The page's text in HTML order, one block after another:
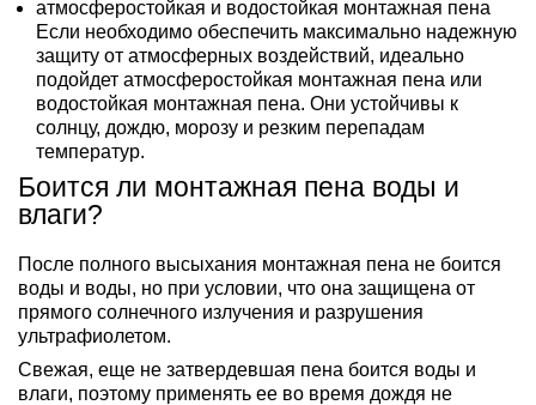
атмосферостойкая и водостойкая монтажная пена
Если необходимо обеспечить максимально надежную
защиту от атмосферных воздействий, идеально
подойдет атмосферостойкая монтажная пена или
водостойкая монтажная пена. Они устойчивы к
солнцу, дождю, морозу и резким перепадам
температур.
Боится ли монтажная пена воды и
влаги?
После полного высыхания монтажная пена не боится
воды и воды, но при условии, что она защищена от
прямого солнечного излучения и разрушения
ультрафиолетом.
Свежая, еще не затвердевшая пена боится воды и
влаги, поэтому применять ее во время дождя не